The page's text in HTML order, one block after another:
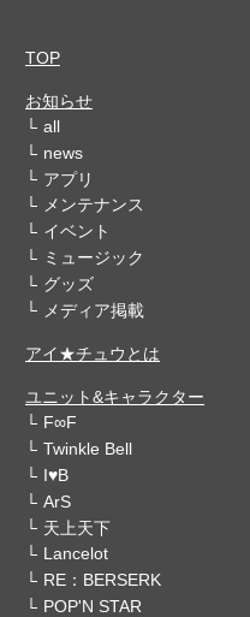
TOP
お知らせ
all
news
アプリ
メンテナンス
イベント
ミュージック
グッズ
メディア掲載
アイ★チュウとは
ユニット&キャラクター
F∞F
Twinkle Bell
I♥B
ArS
天上天下
Lancelot
RE：BERSERK
POP'N STAR